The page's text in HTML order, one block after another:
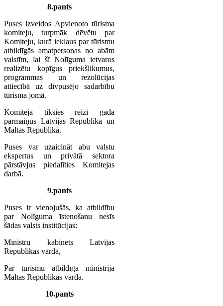
8.pants
Puses izveidos Apvienoto tūrisma
komiteju, turpmāk dēvētu par
Komiteju, kurā iekļaus par tūrismu
atbildīgās amatpersonas no abām
valstīm, lai šī Nolīguma ietvaros
realizētu kopīgus priekšlikumus,
programmas un rezolūcijas
attiecībā uz divpusējo sadarbību
tūrisma jomā.
Komiteja tiksies reizi gadā
pārmaiņus Latvijas Republikā un
Maltas Republikā.
Puses var uzaicināt abu valstu
ekspertus un privātā sektora
pārstāvjus piedalīties Komitejas
darbā.
9.pants
Puses ir vienojušās, ka atbildību
par Nolīguma īstenošanu nesīs
šādas valsts institūcijas:
Ministru kabinets Latvijas
Republikas vārdā,
Par tūrismu atbildīgā ministrija
Maltas Republikas vārdā.
10.pants